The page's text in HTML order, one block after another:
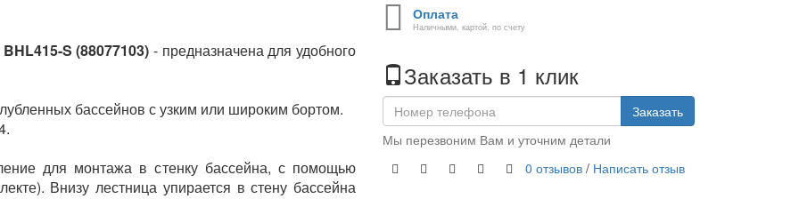
S (88077103) - предназначена для удобного
бассейнов с узким или широким бортом.
для монтажа в стенку бассейна, с помощью
Внизу лестница упирается в стену бассейна
Оплата
Наличными, картой, по счету
Заказать в 1 клик
Заказать
Мы перезвоним Вам и уточним детали
0 отзывов / Написать отзыв